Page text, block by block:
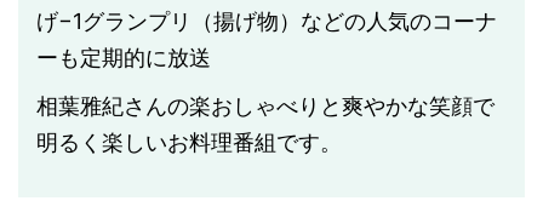
げ−1グランプリ（揚げ物）などの人気のコーナ
ーも定期的に放送
相葉雅紀さんの楽おしゃべりと爽やかな笑顔で
明るく楽しいお料理番組です。